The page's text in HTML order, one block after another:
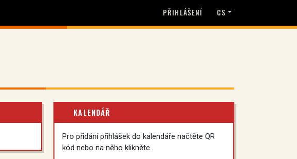
PŘIHLÁŠENÍ CS
KALENDÁŘ
Pro přidání přihlášek do kalendáře načtěte QR
kód nebo na něho klikněte.